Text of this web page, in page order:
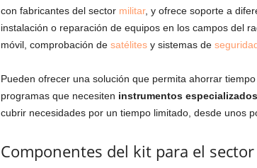
con fabricantes del sector militar, y ofrece soporte a
instalación o reparación de equipos en los campos del
móvil, comprobación de satélitesy sistemas de
Pueden ofrecer una solución que permita ahorrar
programas que necesiten instrumentos
cubrir necesidades por un tiempo limitado, desde unos
Componentes del kit para el